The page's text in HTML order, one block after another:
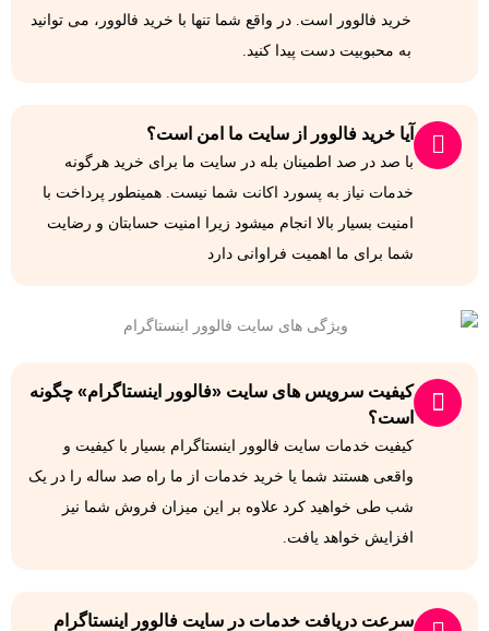
خرید فالوور است. در واقع شما تنها با خرید فالوور، می توانید
به محبوبیت دست پیدا کنید.
آیا خرید فالوور از سایت ما امن است؟
با صد در صد اطمینان بله در سایت ما برای خرید هرگونه
خدمات نیاز به پسورد اکانت شما نیست. همینطور پرداخت با
امنیت بسیار بالا انجام میشود زیرا امنیت حسابتان و رضایت
شما برای ما اهمیت فراوانی دارد
کیفیت سرویس های سایت «فالوور اینستاگرام» چگونه
است؟
کیفیت خدمات سایت فالوور اینستاگرام بسیار با کیفیت و
واقعی هستند شما یا خرید خدمات از ما راه صد ساله را در یک
شب طی خواهید کرد علاوه بر این میزان فروش شما نیز
افزایش خواهد یافت.
سرعت دریافت خدمات در سایت فالوور اینستاگرام